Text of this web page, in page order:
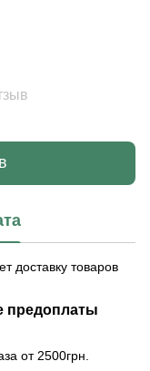
доставку товаров
предоплаты
от 2500грн.